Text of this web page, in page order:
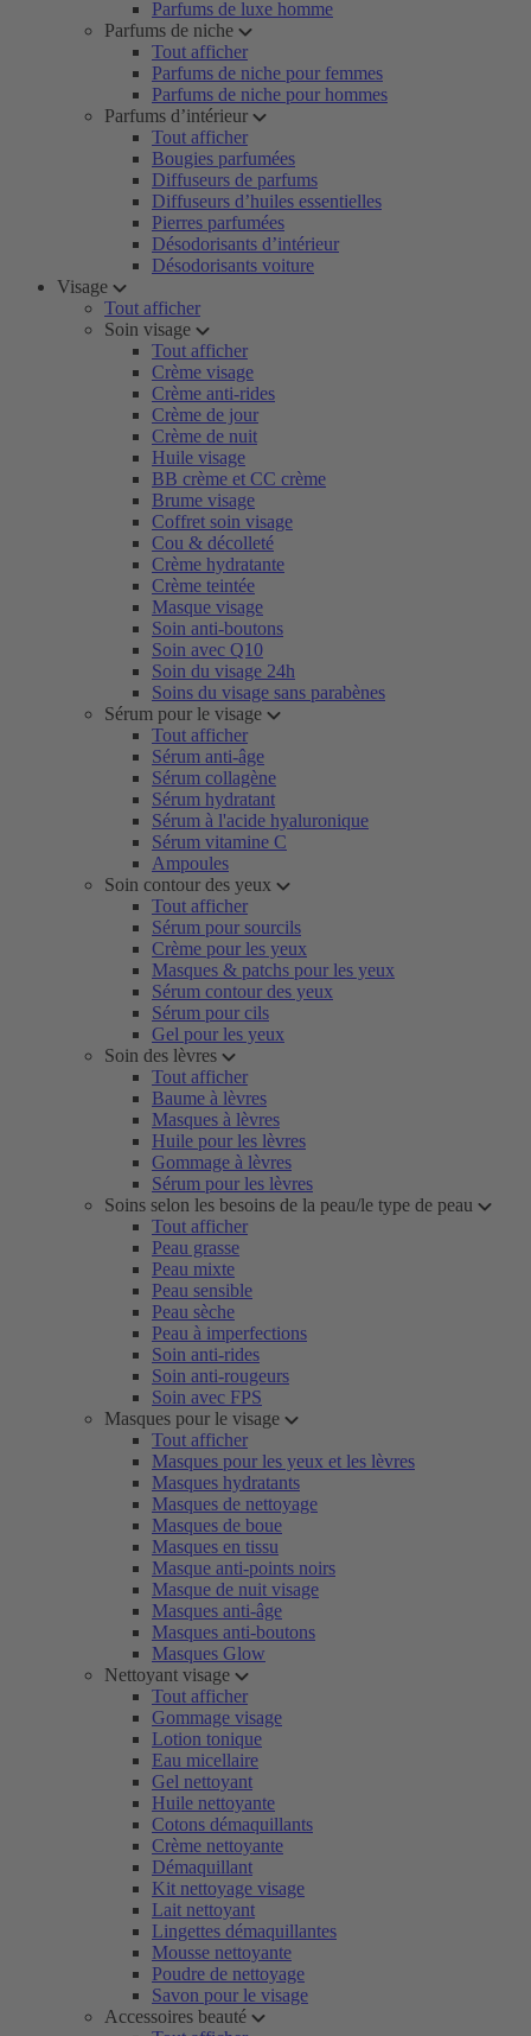
Parfums de luxe homme
Parfums de niche
Tout afficher
Parfums de niche pour femmes
Parfums de niche pour hommes
Parfums d’intérieur
Tout afficher
Bougies parfumées
Diffuseurs de parfums
Diffuseurs d’huiles essentielles
Pierres parfumées
Désodorisants d’intérieur
Désodorisants voiture
Visage
Tout afficher
Soin visage
Tout afficher
Crème visage
Crème anti-rides
Crème de jour
Crème de nuit
Huile visage
BB crème et CC crème
Brume visage
Coffret soin visage
Cou & décolleté
Crème hydratante
Crème teintée
Masque visage
Soin anti-boutons
Soin avec Q10
Soin du visage 24h
Soins du visage sans parabènes
Sérum pour le visage
Tout afficher
Sérum anti-âge
Sérum collagène
Sérum hydratant
Sérum à l'acide hyaluronique
Sérum vitamine C
Ampoules
Soin contour des yeux
Tout afficher
Sérum pour sourcils
Crème pour les yeux
Masques & patchs pour les yeux
Sérum contour des yeux
Sérum pour cils
Gel pour les yeux
Soin des lèvres
Tout afficher
Baume à lèvres
Masques à lèvres
Huile pour les lèvres
Gommage à lèvres
Sérum pour les lèvres
Soins selon les besoins de la peau/le type de peau
Tout afficher
Peau grasse
Peau mixte
Peau sensible
Peau sèche
Peau à imperfections
Soin anti-rides
Soin anti-rougeurs
Soin avec FPS
Masques pour le visage
Tout afficher
Masques pour les yeux et les lèvres
Masques hydratants
Masques de nettoyage
Masques de boue
Masques en tissu
Masque anti-points noirs
Masque de nuit visage
Masques anti-âge
Masques anti-boutons
Masques Glow
Nettoyant visage
Tout afficher
Gommage visage
Lotion tonique
Eau micellaire
Gel nettoyant
Huile nettoyante
Cotons démaquillants
Crème nettoyante
Démaquillant
Kit nettoyage visage
Lait nettoyant
Lingettes démaquillantes
Mousse nettoyante
Poudre de nettoyage
Savon pour le visage
Accessoires beauté